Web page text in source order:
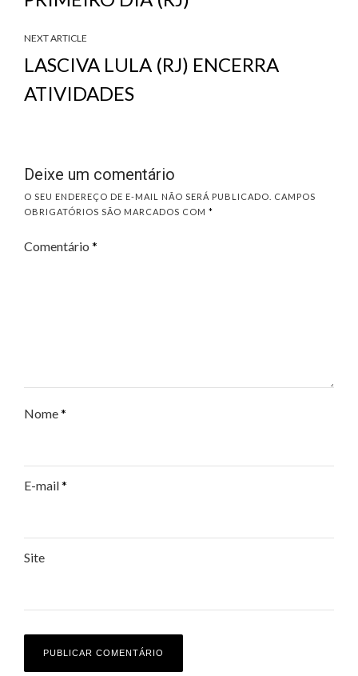
NEXT ARTICLE
LASCIVA LULA (RJ) ENCERRA
ATIVIDADES
Deixe um comentário
O SEU ENDEREÇO DE E-MAIL NÃO SERÁ PUBLICADO.
CAMPOS
OBRIGATÓRIOS SÃO MARCADOS COM *
Comentário *
Nome*
E-mail*
Site